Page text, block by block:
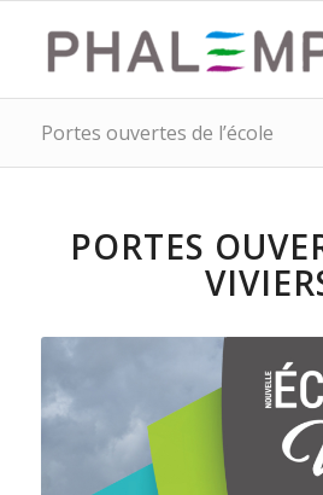
Portes ouvertes de l’école
PORTES